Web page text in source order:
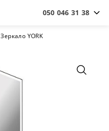
050 046 31 38
Зеркало YORK